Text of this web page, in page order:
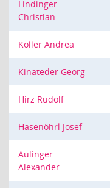
Lindinger
Christian
Koller Andrea
Kinateder Georg
Hirz Rudolf
Hasenöhrl Josef
Aulinger
Alexander